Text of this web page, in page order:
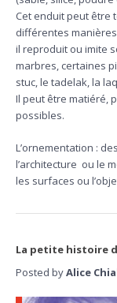
Cet enduit peut être
différentes
il reproduit ou imite
marbres, certaines
stuc, le tadelak, la
Il peut être matiéré,
possibles.
L’ornementation :
l’architecture ou le
les surfaces ou
La petite histoire
Posted byAlice